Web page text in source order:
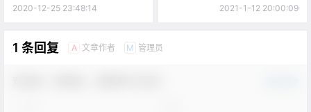
2020-12-25 23:48:14 2021-1-12 20:00:09
1 条回复 A 文章作者 M 管理员